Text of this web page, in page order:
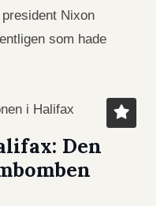
Nixon
som hade
Den